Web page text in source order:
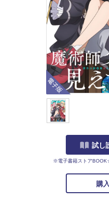
電子版
試し
※電子書籍ストア
購